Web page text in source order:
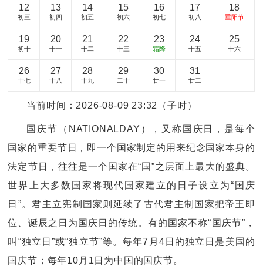
12
初三
13
初四
14
初五
15
初六
16
初七
17
初八
18
重阳节
19
初十
20
十一
21
十二
22
十三
23
霜降
24
十五
25
十六
26
十七
27
十八
28
十九
29
二十
30
廿一
31
廿二
当前时间：2026-08-09 23:32（子时）
国庆节（NATIONALDAY），又称国庆日，是每个
国家的重要节日，即一个国家制定的用来纪念国家本身的
法定节日，往往是一个国家在“国”之层面上最大的盛典。
世界上大多数国家将现代国家建立的日子设立为“国庆
日”。君主立宪制国家则延续了古代君主制国家把帝王即
位、诞辰之日为国庆日的传统。有的国家不称“国庆节”，
叫“独立日”或“独立节”等。每年7月4日的独立日是美国的
国庆节；每年10月1日为中国的国庆节。